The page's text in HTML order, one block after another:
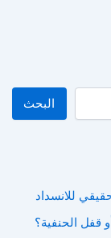
البحث
للانسداد
الحنفية؟